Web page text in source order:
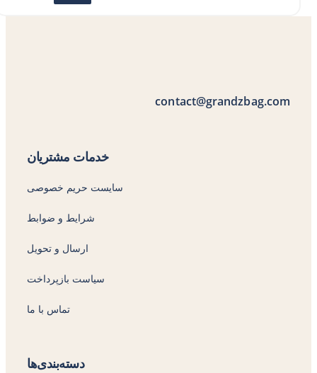
contact@grandzbag.com
خدمات مشتریان
سایست حریم خصوصی
شرایط و ضوابط
ارسال و تحویل
سیاست بازپرداخت
تماس با ما
دسته‌بندی‌ها